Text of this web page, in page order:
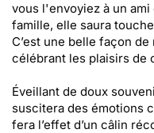
vous l'envoyiez à un
famille, elle saura
C’est une belle façon
célébrant les plaisirs de
Éveillant de doux
suscitera des émotions
fera l’effet d’un câlin